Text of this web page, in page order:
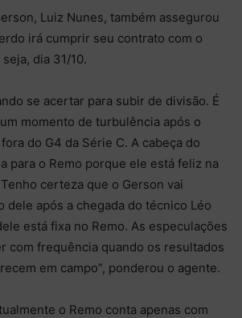
Luiz Nunes, também assegurou
irá cumprir seu contrato com o
dia 31/10.
se acertar para subir de divisão. É
momento de turbulência após o
do G4 da Série C. A cabeça do
para o Remo porque ele está feliz na
certeza que o Gerson vai
dele após a chegada do técnico Léo
está fixa no Remo. As especulações
com frequência quando os resultados
em campo”, ponderou o agente.
o Remo conta apenas com